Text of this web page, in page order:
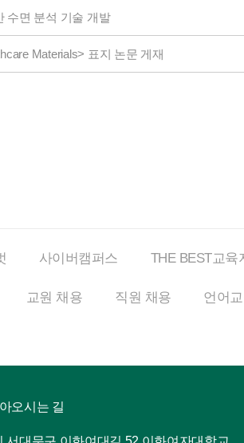
수면 분석 기술 개발
Materials> 표지 논문 게재
사이버캠퍼스 THE BEST교육
교원 채용 직원 채용 언어
오시는 길